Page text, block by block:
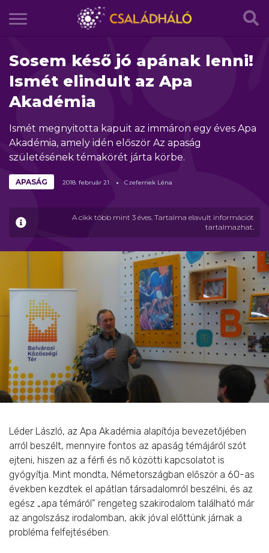
Sosem késő jó apának lenni!
Ismét elindult az Apa
Akadémia
Ismét megnyitotta kapuit az immáron egy éves Apa
Akadémia, amely idén először Az apaság
születésének témakörét járta körbe.
A cikk több mint 3 éves. Tartalma elavult információt
tartalmazhat.
APASÁG 2018. február 21. Czefernek Léna
Léder László, az Apa Akadémia alapítója bevezetőjében
arról beszélt, mennyire fontos az apaság témájáról szót
ejteni, hiszen az a férfi és nő közötti kapcsolatot is
gyógyítja. Mint mondta, Németországban először a 60-as
években kezdtek el apátlan társadalomról beszélni, és az
egész „apa témáról” rengeteg szakirodalom található már
az angolszász irodalomban, akik jóval előttünk járnak a
probléma felfejtésében.